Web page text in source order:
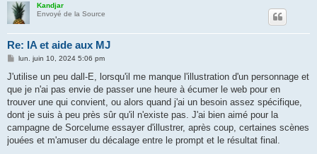
Kandjar
Envoyé de la Source
Re: IA et aide aux MJ
M
s
a
g
lun. juin 10, 2024 5:06 pm
J'utilise un peu dall-E, lorsqu'il me manque l'illustration d'un personnage et
que je n'ai pas envie de passer une heure à écumer le web pour en
trouver une qui convient, ou alors quand j'ai un besoin assez spécifique,
dont je suis à peu près sûr qu'il n'existe pas. J'ai bien aimé pour la
campagne de Sorcelume essayer d'illustrer, après coup, certaines scènes
jouées et m'amuser du décalage entre le prompt et le résultat final.